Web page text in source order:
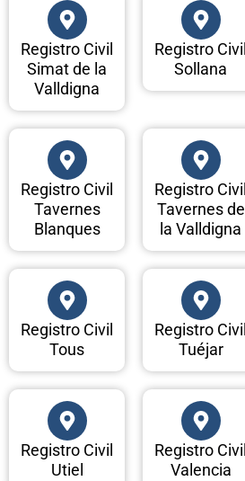
Registro Civil
Simat de la
Valldigna
Registro Civil
Sollana
Registro Civil
Tavernes
Blanques
Registro Civil
Tavernes de
la Valldigna
Registro Civil
Tous
Registro Civil
Tuéjar
Registro Civil
Utiel
Registro Civil
Valencia